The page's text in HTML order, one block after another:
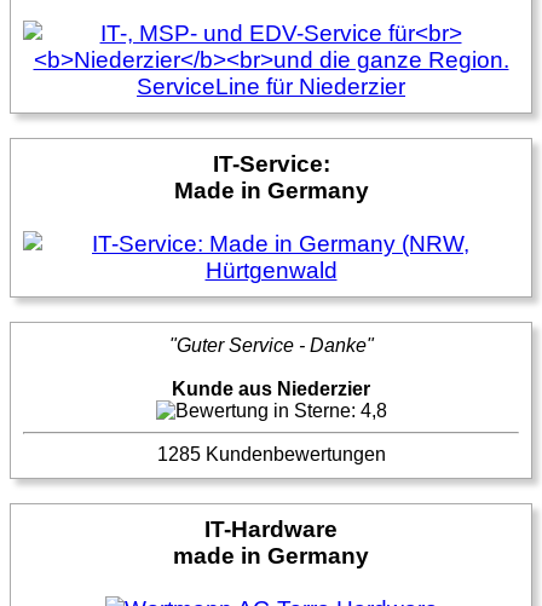
IT-Service:
Made in Germany
"Guter Service - Danke"
Kunde aus Niederzier
1285 Kundenbewertungen
IT-Hardware
made in Germany